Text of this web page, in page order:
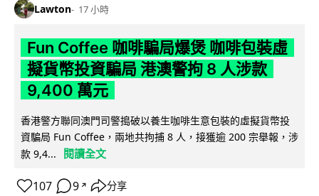
Lawton 17 小時
Fun Coffee 咖啡騙局爆煲 咖啡包裝虛
擬貨幣投資騙局 港澳警拘 8 人涉款
9,400 萬元
香港警方聯同澳門司警搗破以養生咖啡生意包裝的虛擬貨幣投
資騙局 Fun Coffee，兩地共拘捕 8 人，接獲逾 200 宗舉報，涉
款 9,4...
閱讀全文
107 9 ↗ 分享